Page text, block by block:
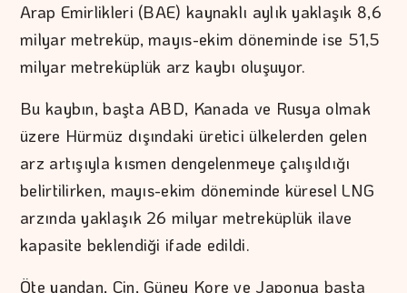
Arap Emirlikleri (BAE) kaynaklı aylık yaklaşık 8,6
milyar metreküp, mayıs-ekim döneminde ise 51,5
milyar metreküplük arz kaybı oluşuyor.
Bu kaybın, başta ABD, Kanada ve Rusya olmak
üzere Hürmüz dışındaki üretici ülkelerden gelen
arz artışıyla kısmen dengelenmeye çalışıldığı
belirtilirken, mayıs-ekim döneminde küresel LNG
arzında yaklaşık 26 milyar metreküplük ilave
kapasite beklendiği ifade edildi.
Öte yandan, Çin, Güney Kore ve Japonya başta